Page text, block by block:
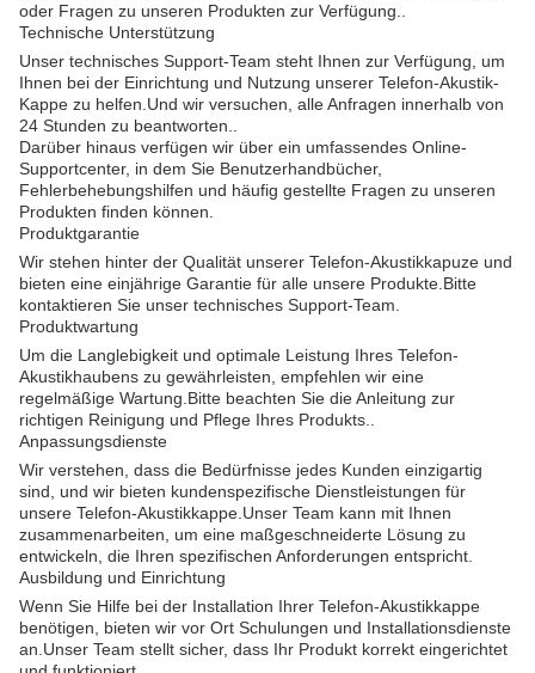
oder Fragen zu unseren Produkten zur Verfügung..
Technische Unterstützung
Unser technisches Support-Team steht Ihnen zur Verfügung, um
Ihnen bei der Einrichtung und Nutzung unserer Telefon-Akustik-
Kappe zu helfen.Und wir versuchen, alle Anfragen innerhalb von
24 Stunden zu beantworten..
Darüber hinaus verfügen wir über ein umfassendes Online-
Supportcenter, in dem Sie Benutzerhandbücher,
Fehlerbehebungshilfen und häufig gestellte Fragen zu unseren
Produkten finden können.
Produktgarantie
Wir stehen hinter der Qualität unserer Telefon-Akustikkapuze und
bieten eine einjährige Garantie für alle unsere Produkte.Bitte
kontaktieren Sie unser technisches Support-Team.
Produktwartung
Um die Langlebigkeit und optimale Leistung Ihres Telefon-
Akustikhaubens zu gewährleisten, empfehlen wir eine
regelmäßige Wartung.Bitte beachten Sie die Anleitung zur
richtigen Reinigung und Pflege Ihres Produkts..
Anpassungsdienste
Wir verstehen, dass die Bedürfnisse jedes Kunden einzigartig
sind, und wir bieten kundenspezifische Dienstleistungen für
unsere Telefon-Akustikkappe.Unser Team kann mit Ihnen
zusammenarbeiten, um eine maßgeschneiderte Lösung zu
entwickeln, die Ihren spezifischen Anforderungen entspricht.
Ausbildung und Einrichtung
Wenn Sie Hilfe bei der Installation Ihrer Telefon-Akustikkappe
benötigen, bieten wir vor Ort Schulungen und Installationsdienste
an.Unser Team stellt sicher, dass Ihr Produkt korrekt eingerichtet